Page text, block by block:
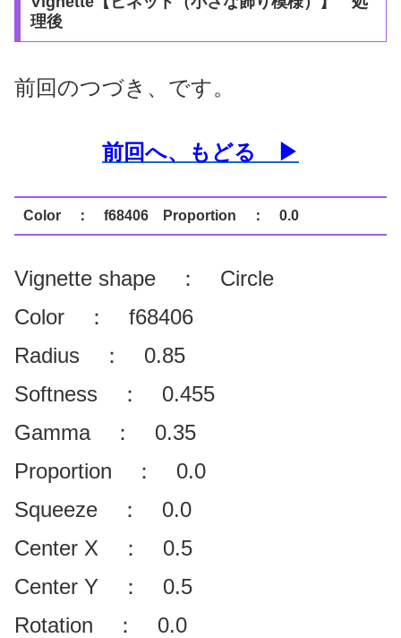
理後
前回のつづき、です。
前回へ、もどる ▶
Color ： f68406 Proportion ： 0.0
Vignette shape ： Circle
Color ： f68406
Radius ： 0.85
Softness ： 0.455
Gamma ： 0.35
Proportion ： 0.0
Squeeze ： 0.0
Center X ： 0.5
Center Y ： 0.5
Rotation ： 0.0